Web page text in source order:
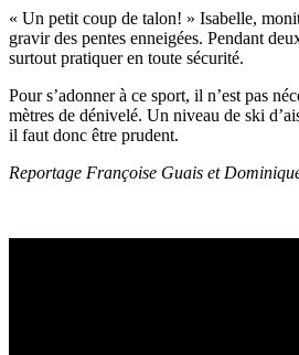
« Un petit coup de talon! » Isabelle,
gravir des pentes enneigées. Pendant
surtout pratiquer en toute sécurité.
Pour s’adonner à ce sport, il n’est pas
mètres de dénivelé. Un niveau de ski
il faut donc être prudent.
Reportage Françoise Guais et